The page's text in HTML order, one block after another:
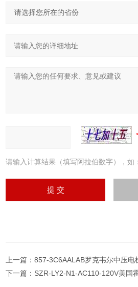
请输入计算结果（填写阿拉伯数字），如
上一篇：857-3C6AALAB罗克韦尔中压电
下一篇： SZR-LY2-N1-AC110-120V美国霍